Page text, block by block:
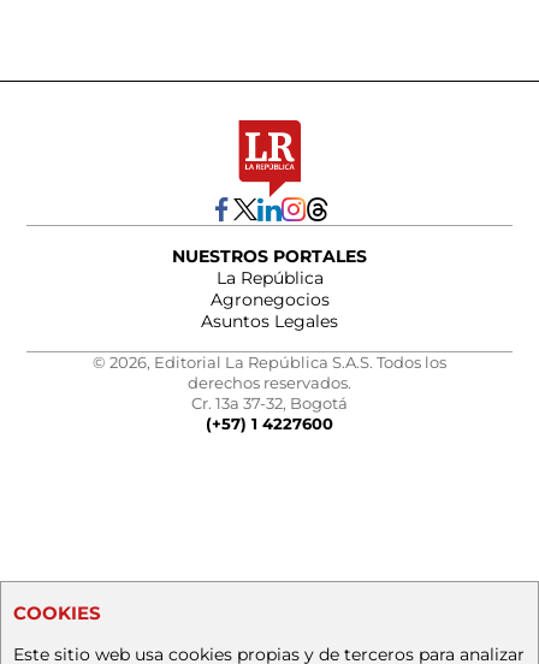
NUESTROS PORTALES
La República
Agronegocios
Asuntos Legales
© 2026, Editorial La República S.A.S. Todos los
derechos reservados.
Cr. 13a 37-32, Bogotá
(+57) 1 4227600
COOKIES
Este sitio web usa cookies propias y de terceros para analizar